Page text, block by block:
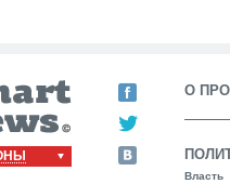
О
Власть